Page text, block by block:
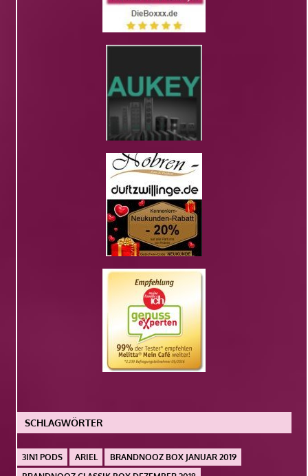
SCHLAGWÖRTER
3IN1 PODS ARIEL
BRANDNOOZ BOX JANUAR 2019